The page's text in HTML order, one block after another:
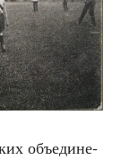
объ­еди­не­